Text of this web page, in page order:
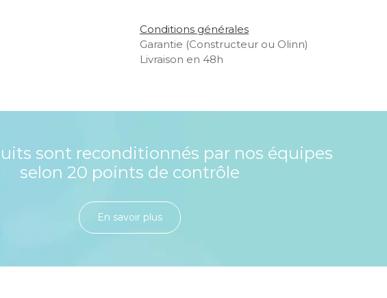
Conditions générales
Garantie (Constructeur ou Olinn)
Livraison en 48h
sont reconditionnés par nos équipes
selon 20 points de contrôle
En savoir plu​​​​​​​​​​​​​​​​s